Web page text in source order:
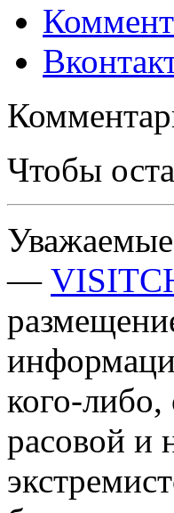
Чтобы
Уважаемые
—
кого-
расовой и